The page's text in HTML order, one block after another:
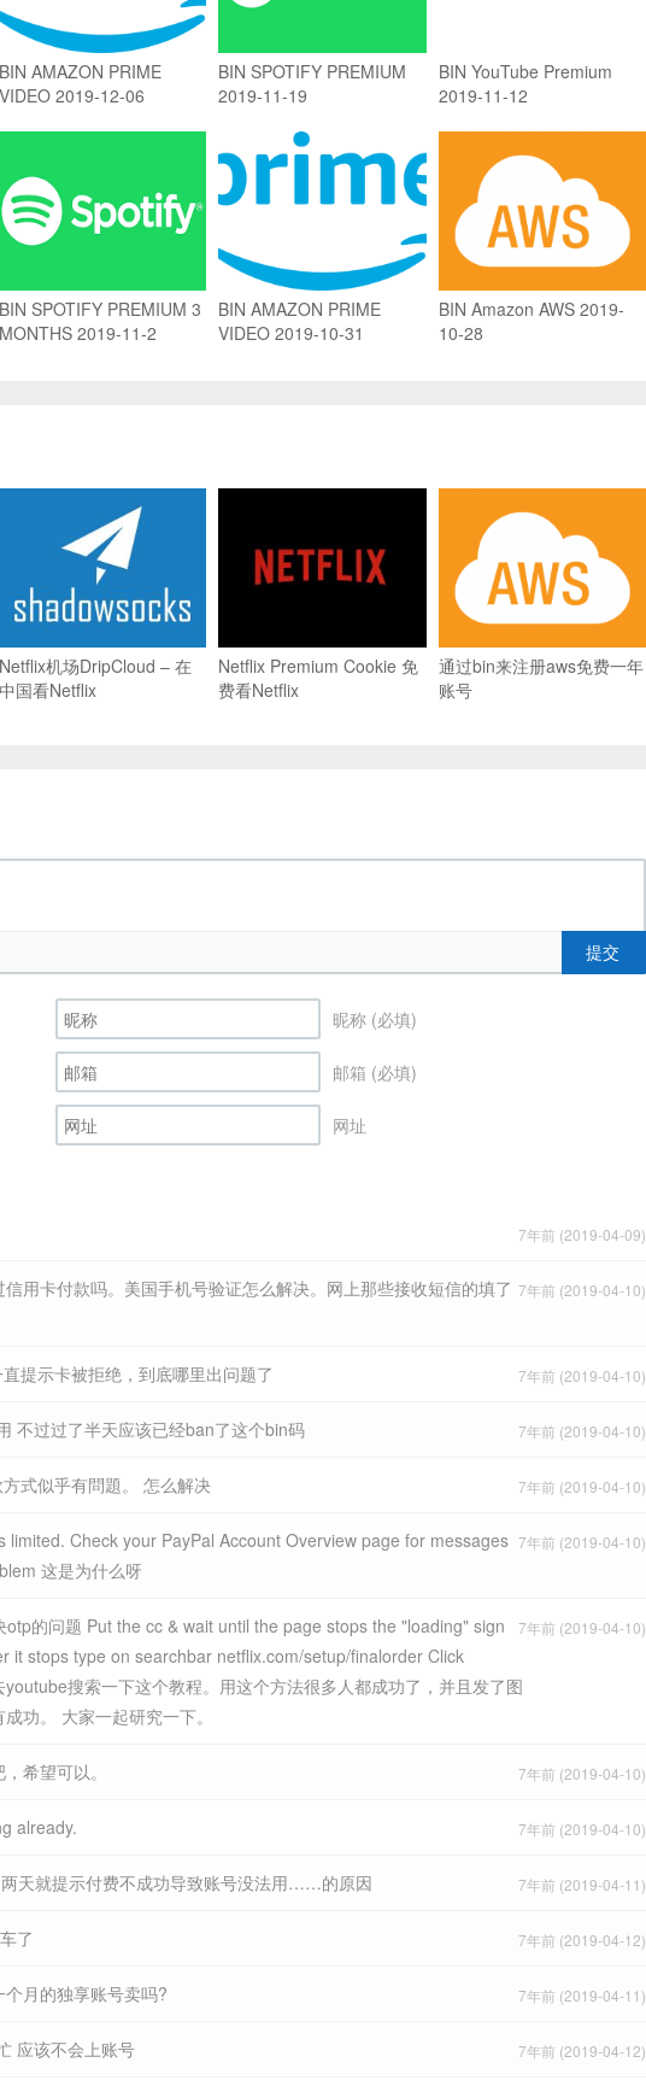
BIN AMAZON PRIME
VIDEO 2019-12-06
BIN SPOTIFY PREMIUM
2019-11-19
BIN YouTube Premium
2019-11-12
BIN SPOTIFY PREMIUM 3
MONTHS 2019-11-2
BIN AMAZON PRIME
VIDEO 2019-10-31
BIN Amazon AWS 2019-
10-28
Netflix机场DripCloud – 在
中国看Netflix
Netflix Premium Cookie 免
费看Netflix
通过bin来注册aws免费一年
账号
提交
昵称 (必填)
邮箱 (必填)
网址
7年前 (2019-04-09)
用卡付款吗。美国手机号验证怎么解决。网上那些接收短信的填了 7年前 (2019-04-10)
提示卡被拒绝，到底哪里出问题了 7年前 (2019-04-10)
不过过了半天应该已经ban了这个bin码 7年前 (2019-04-10)
式似乎有問題。 怎么解决 7年前 (2019-04-10)
limited. Check your PayPal Account Overview page for messages
这是为什么呀
7年前 (2019-04-10)
otp的问题 Put the cc & wait until the page stops the "loading" sign
it stops type on searchbar netflix.com/setup/finalorder Click
搜索一下这个教程。用这个方法很多人都成功了，并且发了图
功。 大家一起研究一下。
7年前 (2019-04-10)
希望可以。 7年前 (2019-04-10)
already. 7年前 (2019-04-10)
天就提示付费不成功导致账号没法用……的原因 7年前 (2019-04-11)
了 7年前 (2019-04-12)
月的独享账号卖吗? 7年前 (2019-04-11)
应该不会上账号 7年前 (2019-04-12)